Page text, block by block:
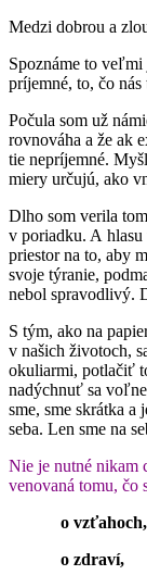
Medzi dobrou a
Spoznáme to veľmi
príjemné, to, čo nás
Počula som už
rovnováha a že ak
tie nepríjemné.
miery určujú, ako
Dlho som verila
v poriadku. A hlasu
priestor na to, aby
svoje týranie,
nebol spravodlivý.
S tým, ako na
v našich životoch,
okuliarmi, potlačiť
nadýchnuť sa
sme, sme skrátka a
seba. Len sme na
Nie je nutné nikam
venovaná tomu, čo
o vzťahoch,
o zdraví,